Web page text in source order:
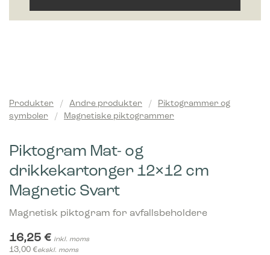
Produkter / Andre produkter /
Piktogrammer og
symboler
/ Magnetiske piktogrammer
Piktogram Mat- og
drikkekartonger 12×12 cm
Magnetic Svart
Magnetisk piktogram for avfallsbeholdere
16,25 € inkl. moms
13,00 €ekskl. moms